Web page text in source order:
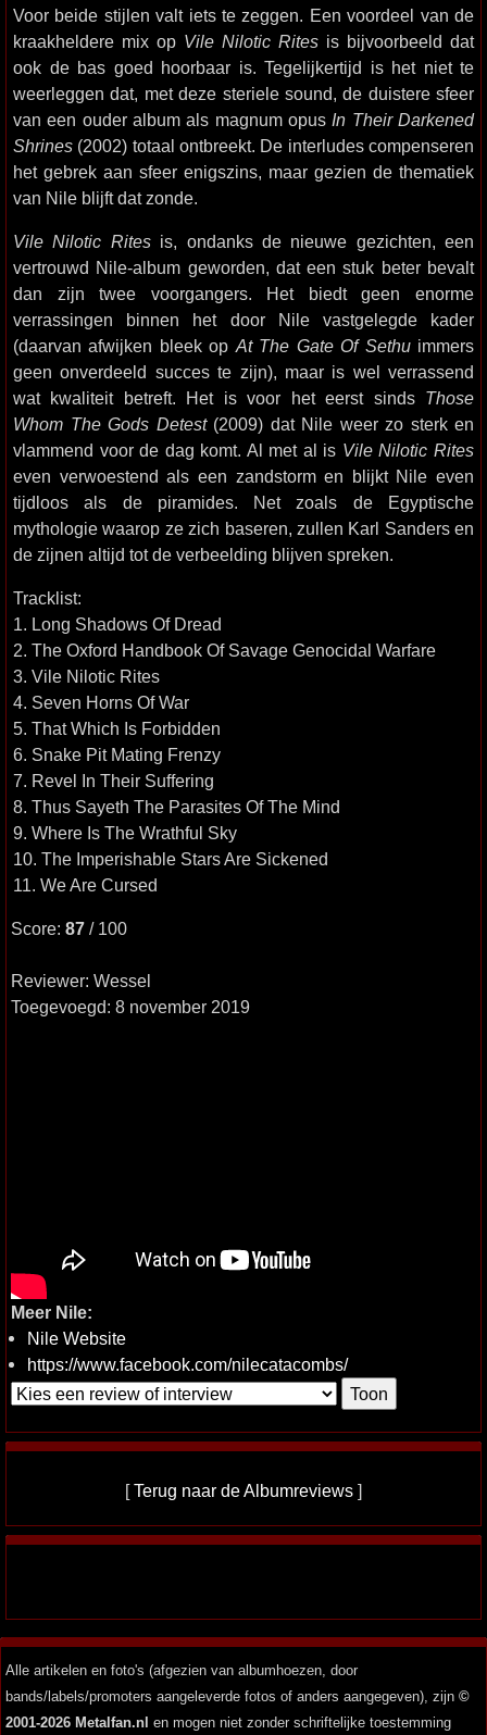
Voor beide stijlen valt iets te zeggen. Een voordeel van de
kraakheldere mix op Vile Nilotic Rites is bijvoorbeeld dat
ook de bas goed hoorbaar is. Tegelijkertijd is het niet te
weerleggen dat, met deze steriele sound, de duistere sfeer
van een ouder album als magnum opus In Their Darkened
Shrines (2002) totaal ontbreekt. De interludes compenseren
het gebrek aan sfeer enigszins, maar gezien de thematiek
van Nile blijft dat zonde.
Vile Nilotic Ritesis, ondanks de nieuwe gezichten, een
vertrouwd Nile-album geworden, dat een stuk beter bevalt
dan zijn twee voorgangers. Het biedt geen enorme
verrassingen binnen het door Nile vastgelegde kader
(daarvan afwijken bleek op At The Gate Of Sethuimmers
geen onverdeeld succes te zijn), maar is wel verrassend
wat kwaliteit betreft. Het is voor het eerst sinds Those
Whom The Gods Detest(2009) dat Nile weer zo sterk en
vlammend voor de dag komt. Al met al is Vile Nilotic Rites
even verwoestend als een zandstorm en blijkt Nile even
tijdloos als de piramides. Net zoals de Egyptische
mythologie waarop ze zich baseren, zullen Karl Sanders en
de zijnen altijd tot de verbeelding blijven spreken.
Tracklist:
1. Long Shadows Of Dread
2. The Oxford Handbook Of Savage Genocidal Warfare
3. Vile Nilotic Rites
4. Seven Horns Of War
5. That Which Is Forbidden
6. Snake Pit Mating Frenzy
7. Revel In Their Suffering
8. Thus Sayeth The Parasites Of The Mind
9. Where Is The Wrathful Sky
10. The Imperishable Stars Are Sickened
11. We Are Cursed
Score: 87 / 100
Reviewer: Wessel
Toegevoegd: 8 november 2019
Meer Nile:
Nile Website
https://www.facebook.com/nilecatacombs/
[Terug naar de Albumreviews ]
Alle artikelen en foto's (afgezien van albumhoezen, door
bands/labels/promoters aangeleverde fotos of anders aangegeven), zijn ©
2001-2026 Metalfan.nl en mogen niet zonder schriftelijke toestemming